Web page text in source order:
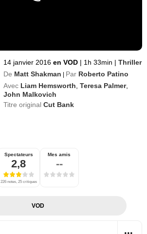
14 janvier 2016 en VOD | 1h 33min | Thriller
De Matt Shakman | Par Roberto Patino
Avec Liam Hemsworth ,Teresa Palmer,
John Malkovich
Titre originalCut Bank
Spectateurs
2,8
226 notes, 25 critiques
Mes amis
--
VOD